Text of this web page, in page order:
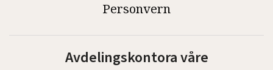
Personvern
Avdelingskontora våre